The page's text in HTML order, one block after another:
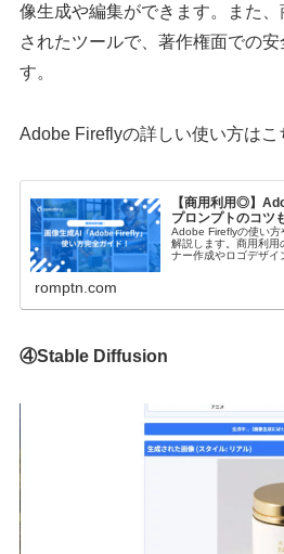
像生成や編集ができます。また
されたツールで、著作権面での
す。
Adobe Fireflyの詳しい使い方はこ
【商用利用◎】
プロンプトのコツ
Adobe Fireflyの使い方
解説します。商用利用
ナー作成やロゴデザイ
romptn.com
④Stable Diffusion